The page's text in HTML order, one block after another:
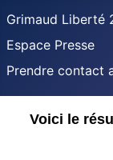
Grimaud Liberté
Espace Presse
Prendre contact
Voici le